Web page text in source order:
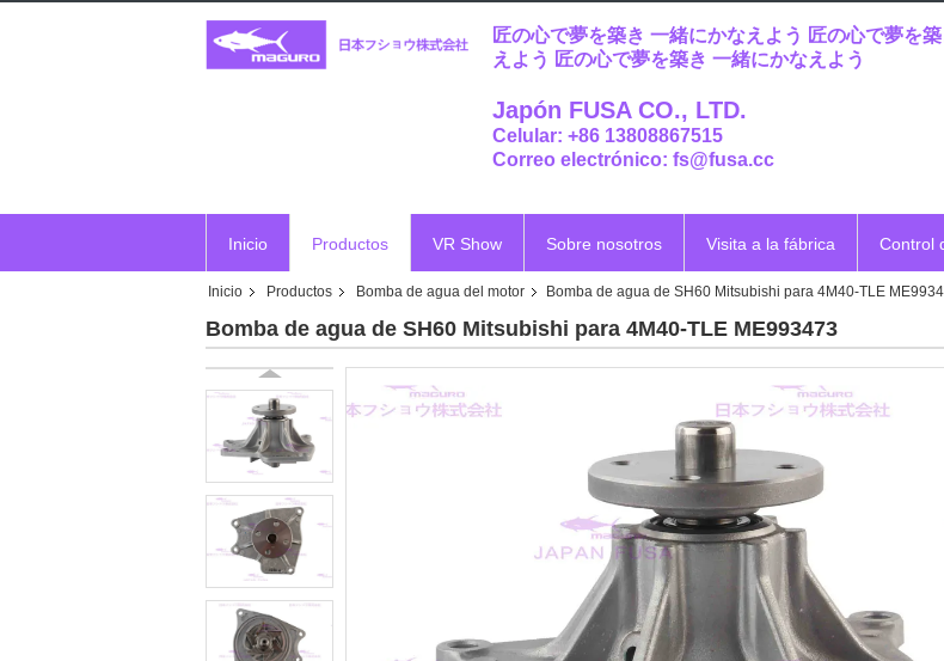
匠の心で夢を築き 一緒にかなえよう 匠の心で夢を
えよう 匠の心で夢を築き 一緒にかなえよう
Japón FUSA CO., LTD.
Celular: +86 13808867515
Correo electrónico: fs@fusa.cc
Inicio Productos VR Show Sobre nosotros Visita a la fábrica Control
Inicio Productos Bomba de agua del motor Bomba de agua de SH60 Mitsubishi para 4M40-TLE
Bomba de agua de SH60 Mitsubishi para 4M40-TLE ME993473